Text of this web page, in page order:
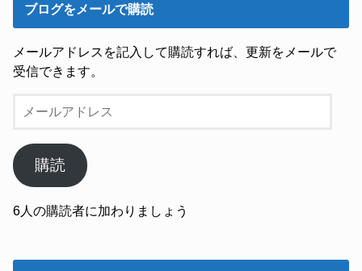
ブログをメールで購読
メールアドレスを記入して購読すれば、更新をメールで
受信できます。
ー
ア
ド
ス
購読
6人の購読者に加わりましょう